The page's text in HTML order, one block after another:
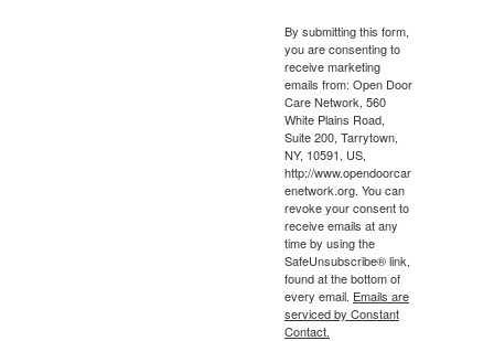
By submitting this form,
you are consenting to
receive marketing
emails from: Open Door
Care Network, 560
White Plains Road,
Suite 200, Tarrytown,
NY, 10591, US,
http://www.opendoorcar
enetwork.org. You can
revoke your consent to
receive emails at any
time by using the
SafeUnsubscribe® link,
found at the bottom of
every email. Emails are
serviced by Constant
Contact.